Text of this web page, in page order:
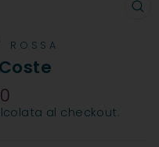
ROSSA
al checkout.